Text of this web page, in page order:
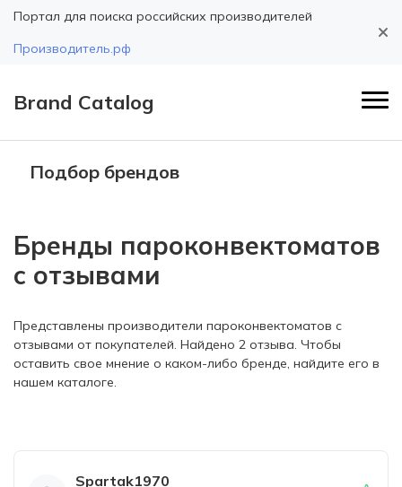
Портал для поиска российских производителей
Производитель.рф
Brand Catalog
Подбор брендов
Бренды пароконвектоматов
с отзывами
Представлены производители пароконвектоматов с
отзывами от покупателей. Найдено 2 отзыва. Чтобы
оставить свое мнение о каком-либо бренде, найдите его в
нашем каталоге.
Spartak1970